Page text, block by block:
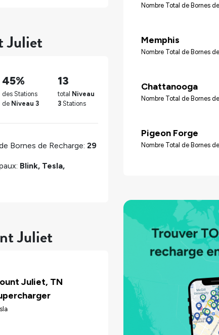
Juliet
45%
des Stations
de Niveau 3
13
total Niveau
3 Stations
Bornes de Recharge: 29
Blink, Tesla,
Juliet
Juliet, TN
Nombre Total de Bornes
Memphis
Nombre Total de Bornes
Chattanooga
Nombre Total de Bornes
Pigeon Forge
Nombre Total de Bornes